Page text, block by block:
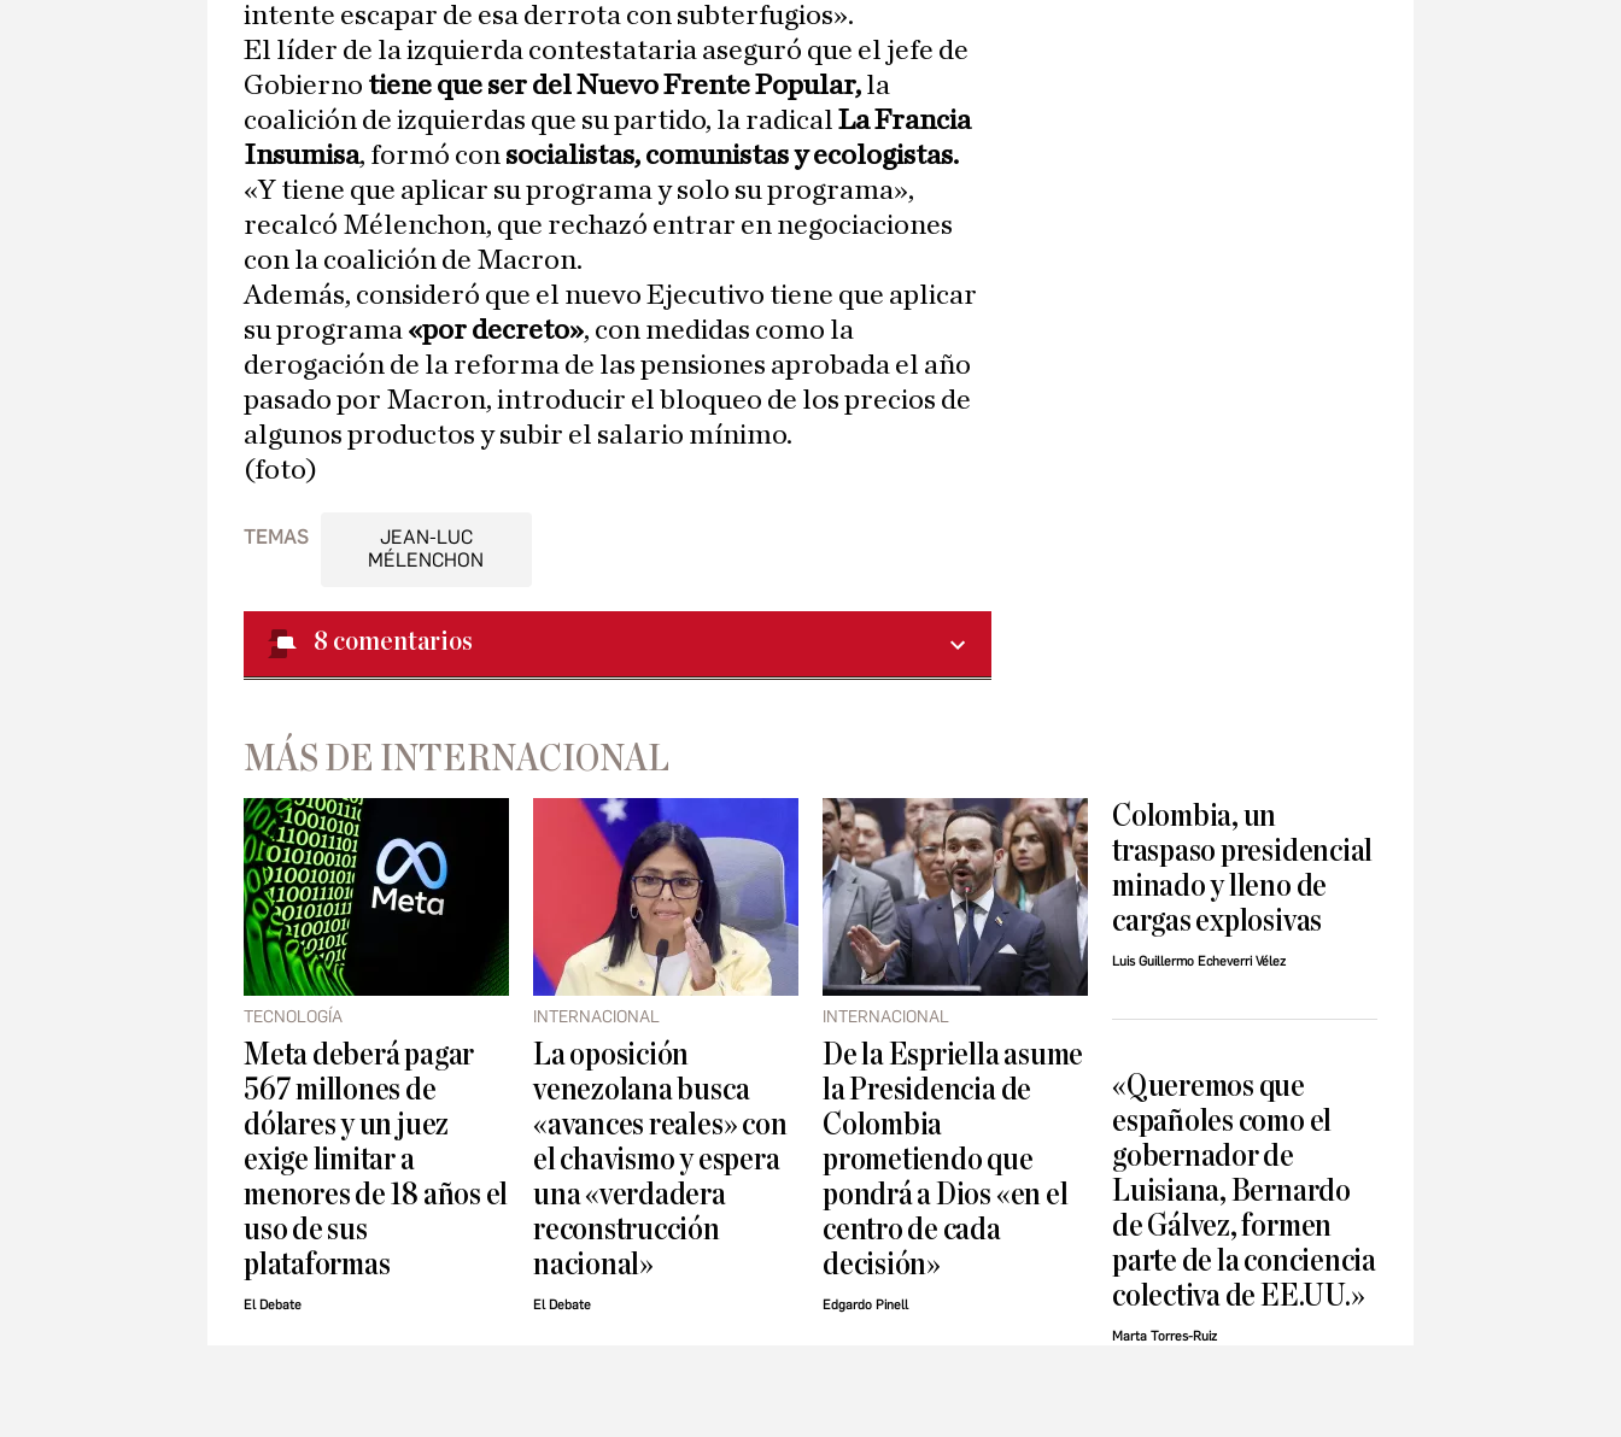
intente escapar de esa derrota con subterfugios».
El líder de la izquierda contestataria aseguró que el jefe de
Gobierno tiene que ser del Nuevo Frente Popular, la
coalición de izquierdas que su partido, la radical La Francia
Insumisa, formó con socialistas, comunistas y ecologistas.
«Y tiene que aplicar su programa y solo su programa»,
recalcó Mélenchon, que rechazó entrar en negociaciones
con la coalición de Macron.
Además, consideró que el nuevo Ejecutivo tiene que aplicar
su programa «por decreto», con medidas como la
derogación de la reforma de las pensiones aprobada el año
pasado por Macron, introducir el bloqueo de los precios de
algunos productos y subir el salario mínimo.
(foto)
TEMAS
JEAN-LUC
MÉLENCHON
8 comentarios
MÁS DE INTERNACIONAL
TECNOLOGÍA
Meta deberá pagar
567 millones de
dólares y un juez
exige limitar a
menores de 18 años el
uso de sus
plataformas
El Debate
INTERNACIONAL
La oposición
venezolana busca
«avances reales» con
el chavismo y espera
una «verdadera
reconstrucción
nacional»
El Debate
INTERNACIONAL
De la Espriella asume
la Presidencia de
Colombia
prometiendo que
pondrá a Dios «en el
centro de cada
decisión»
Edgardo Pinell
Colombia, un
traspaso presidencial
minado y lleno de
cargas explosivas
Luis Guillermo Echeverri Vélez
«Queremos que
españoles como el
gobernador de
Luisiana, Bernardo
de Gálvez, formen
parte de la conciencia
colectiva de EE.UU.»
Marta Torres-Ruiz